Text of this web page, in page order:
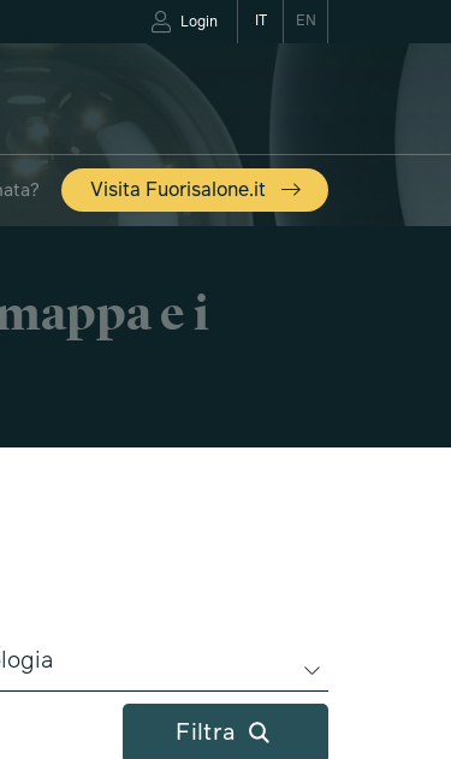
EN
Login
Visita Fuorisalone.it
e i
Filtra